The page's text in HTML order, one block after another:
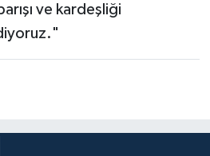
ve kardeşliği